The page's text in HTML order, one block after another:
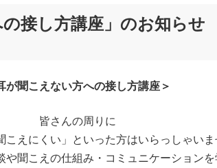
の接し方講座」のお知らせ
が聞こえない方への接し方講座＞
皆さんの周りに
こえにくい」といった方はいらっしゃいま
や聞こえの仕組み・コミュニケーションを